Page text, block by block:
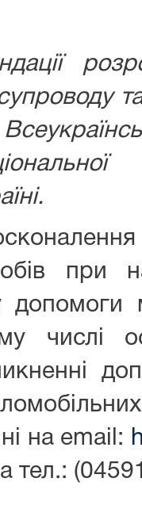
при
допомоги
числі
на email:
тел.: